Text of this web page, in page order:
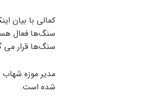
سنگ‌ها فعال
سنگ‌ها قرار می
مدیر موزه شهاب
شده است.